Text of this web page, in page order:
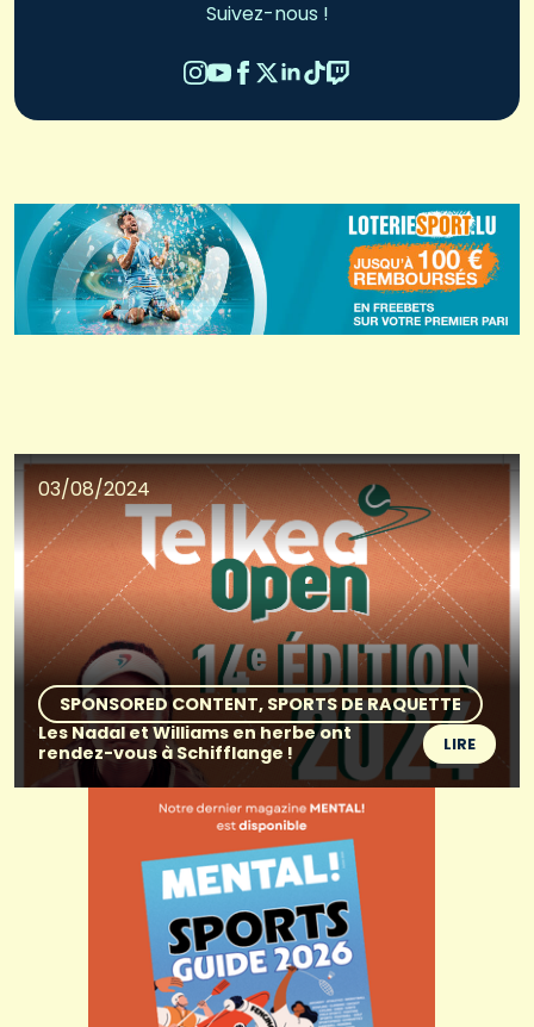
Suivez-nous !
03/08/2024
SPONSORED CONTENT SPORTS DE RAQUETTE
Les Nadal et Williams en herbe ont
rendez-vous à Schifflange !
LIRE